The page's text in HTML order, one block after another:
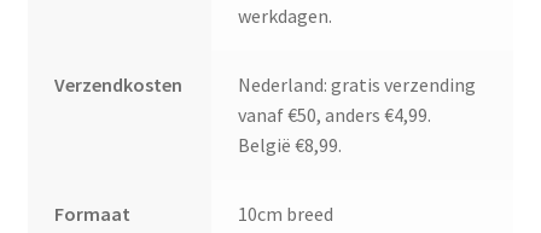
werkdagen.
Verzendkosten
Nederland: gratis verzending
vanaf €50, anders €4,99.
België €8,99.
Formaat 10cm breed